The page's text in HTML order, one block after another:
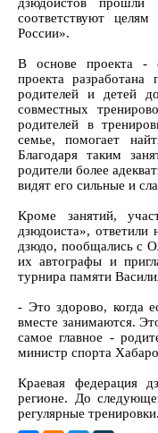
соответствуют
России».
В основе проекта -
проекта
родителей и детей
совместных
родителей в
семье, помогает
Благодаря таким
родители более
видят его сильные и
Кроме занятий,
дзюдоиста»,
дзюдо, пообщались с
их автографы и
турнира памяти
- Это здорово, когда
вместе занимаются.
самое главное -
министр спорта
Краевая федерация
регионе. До
регулярные тренировки.